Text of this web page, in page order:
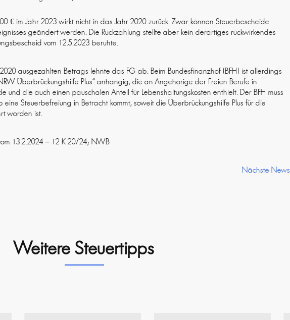
€ im Jahr 2023 wirkt nicht in das Jahr 2020 zurück. Zwar können Steuerbescheide
geändert werden. Die Rückzahlung stellte aber kein derartiges rückwirkendes
vom 12.5.2023 beruhte.
ausgezahlten Betrags lehnte das FG ab. Beim Bundesfinanzhof (BFH) ist allerdings
Überbrückungshilfe Plus“ anhängig, die an Angehörige der Freien Berufe in
die auch einen pauschalen Anteil für Lebenshaltungskosten enthielt. Der BFH muss
eine Steuerbefreiung in Betracht kommt, soweit die Überbrückungshilfe Plus für die
worden ist.
13.2.2024 – 12 K 20/24; NWB
Nächste News
Weitere Steuertipps